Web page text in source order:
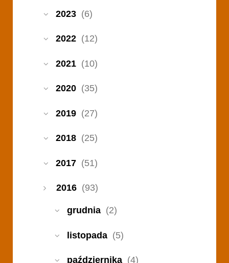
2023 (6)
2022 (12)
2021 (10)
2020 (35)
2019 (27)
2018 (25)
2017 (51)
2016 (93)
grudnia (2)
listopada (5)
października (4)